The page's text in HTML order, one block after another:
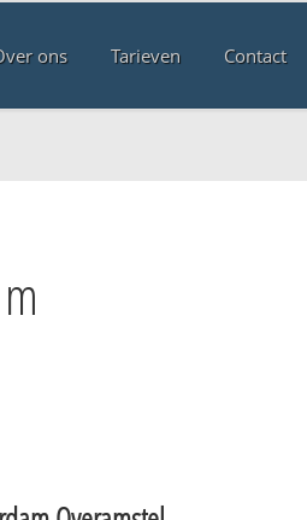
ons Tarieven Contact